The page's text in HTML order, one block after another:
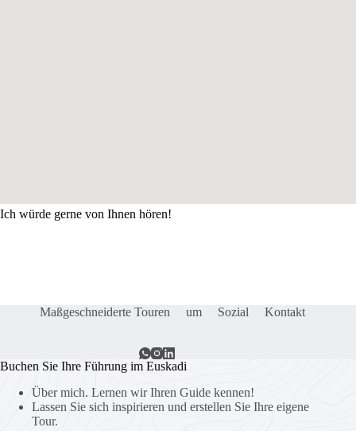
Ich würde gerne von Ihnen hören!
Maßgeschneiderte Touren um Sozial Kontakt
Buchen Sie Ihre Führung im Euskadi
Über mich. Lernen wir Ihren Guide kennen!
Lassen Sie sich inspirieren und erstellen Sie Ihre eigene
Tour.